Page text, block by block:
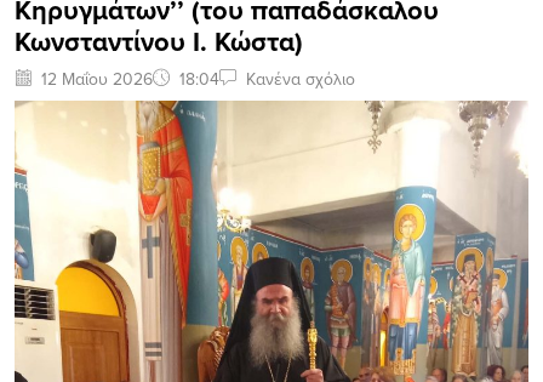
Κηρυγμάτων’’ (του παπαδάσκαλου
Κωνσταντίνου Ι. Κώστα)
12 Μαΐου 2026 18:04 Κανένα σχόλιο